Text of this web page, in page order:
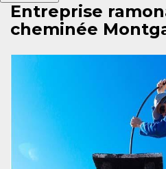
Entreprise
cheminée